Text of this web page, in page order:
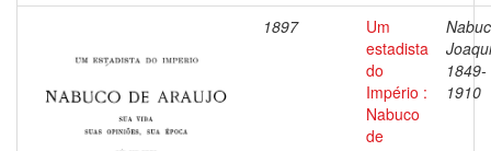
1897
Um
estadista
do
Império :
Nabuco
de
1849-
1910